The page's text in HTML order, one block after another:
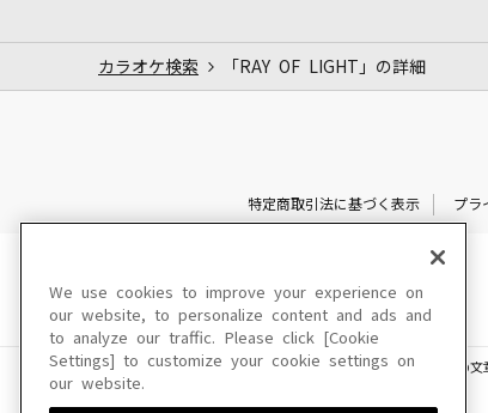
カラオケ検索 「RAY OF LIGHT」の詳細
特定商取引法に基づく表示
プラ
このサイトに掲載されている一切の
We use cookies to improve your experience on
our website, to personalize content and ads and
to analyze our traffic. Please click [Cookie
Settings] to customize your cookie settings on
our website.